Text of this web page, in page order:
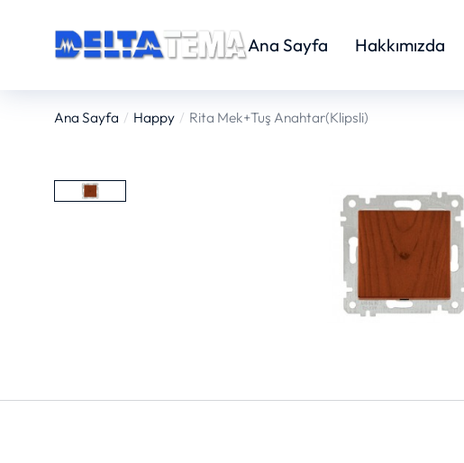
Ana Sayfa Hakkımızda
You are here:
Ana Sayfa Happy Rita Mek+Tuş Anahtar(Klipsli)